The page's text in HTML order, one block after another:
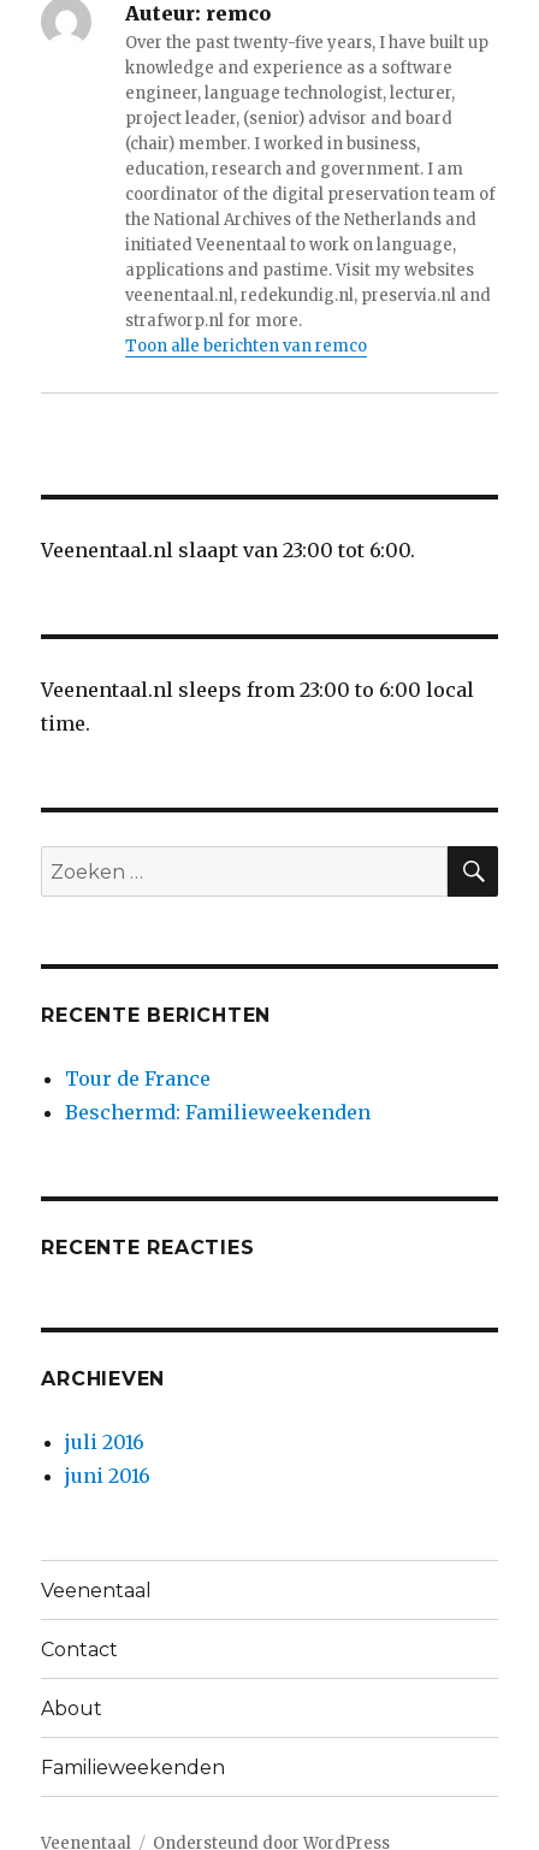
Auteur: remco
Over the past twenty-five years, I have built up
knowledge and experience as a software
engineer, language technologist, lecturer,
project leader, (senior) advisor and board
(chair) member. I worked in business,
education, research and government. I am
coordinator of the digital preservation team of
the National Archives of the Netherlands and
initiated Veenentaal to work on language,
applications and pastime. Visit my websites
veenentaal.nl, redekundig.nl, preservia.nl and
strafworp.nl for more.
Toon alle berichten van remco
Veenentaal.nl slaapt van 23:00 tot 6:00.
Veenentaal.nl sleeps from 23:00 to 6:00 local
time.
Zoeken
naar:
RECENTE BERICHTEN
Tour de France
Beschermd: Familieweekenden
RECENTE REACTIES
ARCHIEVEN
juli 2016
juni 2016
Veenentaal
Contact
About
Familieweekenden
Veenentaal Ondersteund door WordPress